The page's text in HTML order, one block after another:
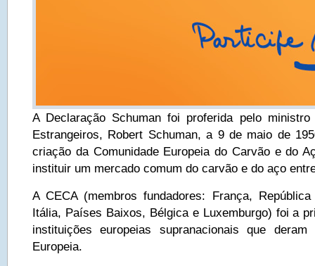
A Declaração Schuman foi proferida pelo
Estrangeiros, Robert Schuman, a 9 de maio de
criação da Comunidade Europeia do Carvão e do
instituir um mercado comum do carvão e do aço
A CECA (membros fundadores: França,
Itália, Países Baixos, Bélgica e Luxemburgo) foi a
instituições europeias supranacionais que
Europeia.